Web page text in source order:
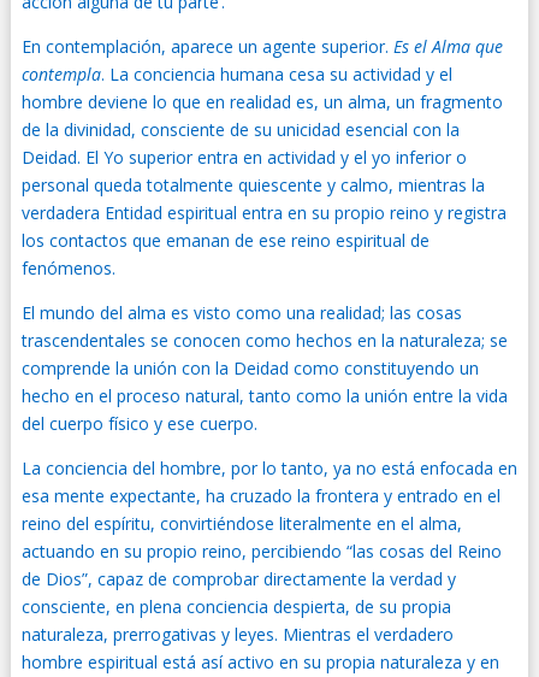
En contemplación, aparece un agente superior. Es el Alma que
contempla. La conciencia humana cesa su actividad y el
hombre deviene lo que en realidad es, un alma, un fragmento
de la divinidad, consciente de su unicidad esencial con la
Deidad. El Yo superior entra en actividad y el yo inferior o
personal queda totalmente quiescente y calmo, mientras la
verdadera Entidad espiritual entra en su propio reino y registra
los contactos que emanan de ese reino espiritual de
fenómenos.
El mundo del alma es visto como una realidad; las cosas
trascendentales se conocen como hechos en la naturaleza; se
comprende la unión con la Deidad como constituyendo un
hecho en el proceso natural, tanto como la unión entre la vida
del cuerpo físico y ese cuerpo.
La conciencia del hombre, por lo tanto, ya no está enfocada en
esa mente expectante, ha cruzado la frontera y entrado en el
reino del espíritu, convirtiéndose literalmente en el alma,
actuando en su propio reino, percibiendo “las cosas del Reino
de Dios”, capaz de comprobar directamente la verdad y
consciente, en plena conciencia despierta, de su propia
naturaleza, prerrogativas y leyes. Mientras el verdadero
hombre espiritual está así activo en su propia naturaleza y en